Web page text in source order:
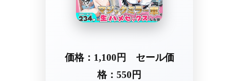
価格：1,100円 セール価
格：550円